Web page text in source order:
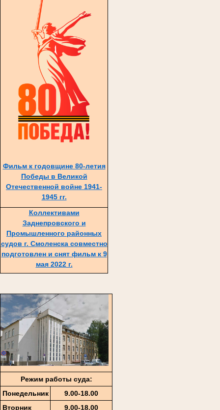
Фильм к годовщине 80-летия
Победы в Великой
Отечественной войне 1941-
1945 гг.
Коллективами
Заднепровского и
Промышленного районных
судов г. Смоленска совместно
подготовлен и снят фильм к 9
мая 2022 г.
Режим работы суда:
Понедельник
9.00-18.00
Вторник
9.00-18.00